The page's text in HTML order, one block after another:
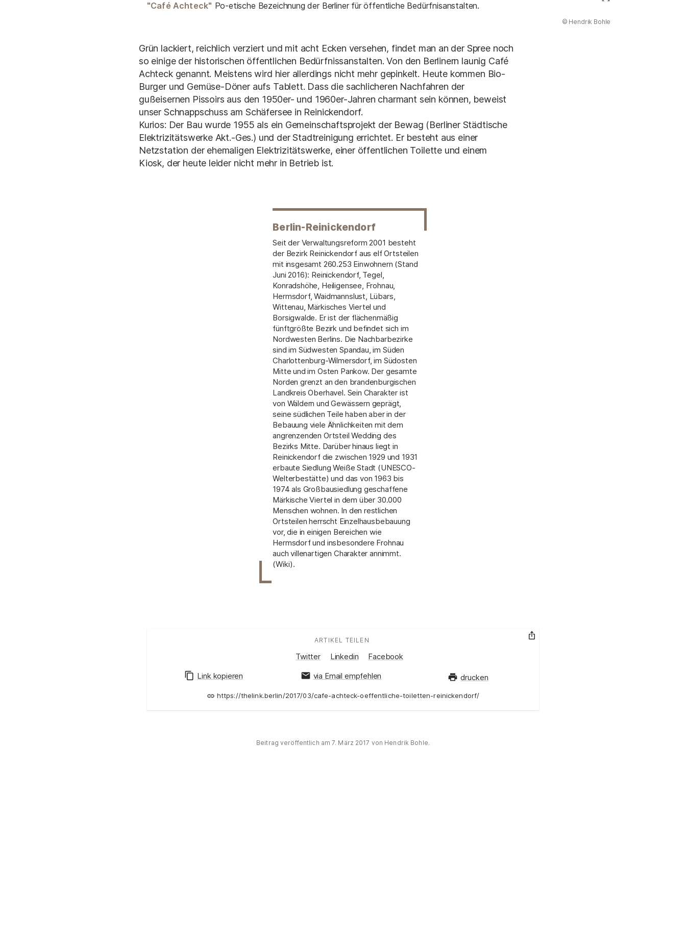
"Café Achteck" Po-etische Bezeichnung der Berliner für öffentliche Bedürfnisanstalten.
© Hendrik Bohle
Grün lackiert, reichlich verziert und mit acht Ecken versehen, findet man an der Spree noch
so einige der historischen öffentlichen Bedürfnissanstalten. Von den Berlinern launig Café
Achteck genannt. Meistens wird hier allerdings nicht mehr gepinkelt. Heute kommen Bio-
Burger und Gemüse-Döner aufs Tablett. Dass die sachlicheren Nachfahren der
gußeisernen Pissoirs aus den 1950er- und 1960er-Jahren charmant sein können, beweist
unser Schnappschuss am Schäfersee in Reinickendorf.
Kurios: Der Bau wurde 1955 als ein Gemeinschaftsprojekt der Bewag (Berliner Städtische
Elektrizitätswerke Akt.-Ges.) und der Stadtreinigung errichtet. Er besteht aus einer
Netzstation der ehemaligen Elektrizitätswerke, einer öffentlichen Toilette und einem
Kiosk, der heute leider nicht mehr in Betrieb ist.
Berlin-Reinickendorf
Seit der Verwaltungsreform 2001 besteht
der Bezirk Reinickendorf aus elf Ortsteilen
mit insgesamt 260.253 Einwohnern (Stand
Juni 2016): Reinickendorf, Tegel,
Konradshöhe, Heiligensee, Frohnau,
Hermsdorf, Waidmannslust, Lübars,
Wittenau, Märkisches Viertel und
Borsigwalde. Er ist der flächenmäßig
fünftgrößte Bezirk und befindet sich im
Nordwesten Berlins. Die Nachbarbezirke
sind im Südwesten Spandau, im Süden
Charlottenburg-Wilmersdorf, im Südosten
Mitte und im Osten Pankow. Der gesamte
Norden grenzt an den brandenburgischen
Landkreis Oberhavel. Sein Charakter ist
von Wäldern und Gewässern geprägt,
seine südlichen Teile haben aber in der
Bebauung viele Ähnlichkeiten mit dem
angrenzenden Ortsteil Wedding des
Bezirks Mitte. Darüber hinaus liegt in
Reinickendorf die zwischen 1929 und 1931
erbaute Siedlung Weiße Stadt (UNESCO-
Welterbestätte) und das von 1963 bis
1974 als Großbausiedlung geschaffene
Märkische Viertel in dem über 30.000
Menschen wohnen. In den restlichen
Ortsteilen herrscht Einzelhausbebauung
vor, die in einigen Bereichen wie
Hermsdorf und insbesondere Frohnau
auch villenartigen Charakter annimmt.
(Wiki).
ARTIKEL TEILEN
Auf Social Media teilen:
Twitter Linkedin Facebook
Link kopieren via Email empfehlen drucken
https://thelink.berlin/2017/03/cafe-achteck-oeffentliche-toiletten-reinickendorf/
Beitrag veröffentlich am7. März 2017 von Hendrik Bohle.